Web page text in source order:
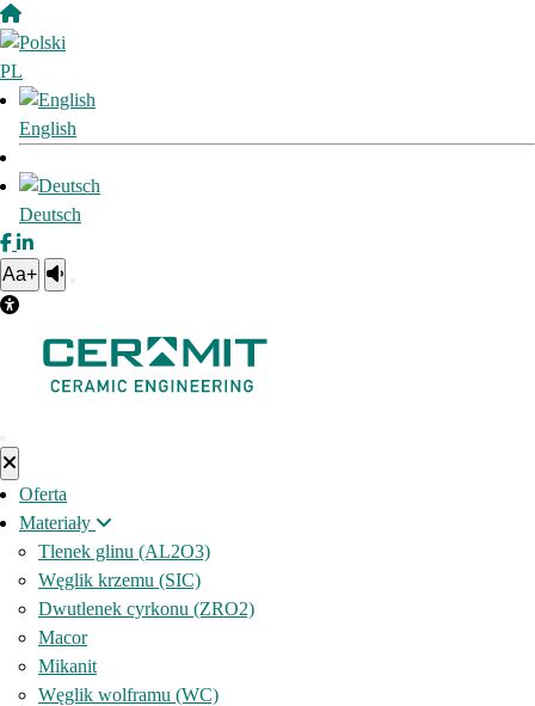
PL
English
Deutsch
Aa+
Oferta
Materiały
Tlenek glinu (AL2O3)
Węglik krzemu (SIC)
Dwutlenek cyrkonu (ZRO2)
Macor
Mikanit
Węglik wolframu (WC)